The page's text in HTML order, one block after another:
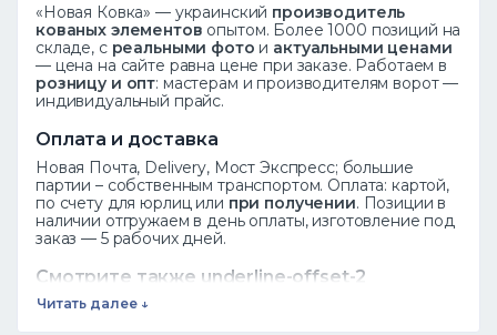
«Новая Ковка» — украинский производитель
кованых элементов опытом. Более 1000 позиций на
складе, с реальными фото и актуальными ценами
— цена на сайте равна цене при заказе. Работаем в
розницу и опт: мастерам и производителям ворот —
индивидуальный прайс.
Оплата и доставка
Новая Почта, Delivery, Мост Экспресс; большие
партии – собственным транспортом. Оплата: картой,
по счету для юрлиц или при получении. Позиции в
наличии отгружаем в день оплаты, изготовление под
заказ — 5 рабочих дней.
Смотрите также underline-offset-2
decoration-1 decoration-current/40
Читать далее ↓